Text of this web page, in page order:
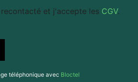
et j'accepte les CGV.
téléphonique avec Bloctel